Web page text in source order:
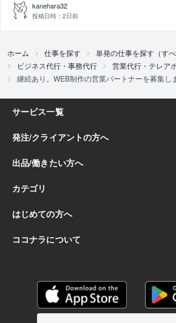
kanehara32
投稿日時： 2日前
ホーム 仕事を探す
単発の仕事を探す（すべ
ビジネス代行・事務代行
営業代行・テレア
継続あり。WEB制作の営業パートナーを募集し